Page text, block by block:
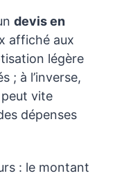
devis en
affiché aux
légère
; à l’inverse,
vite
dépenses
: le montant